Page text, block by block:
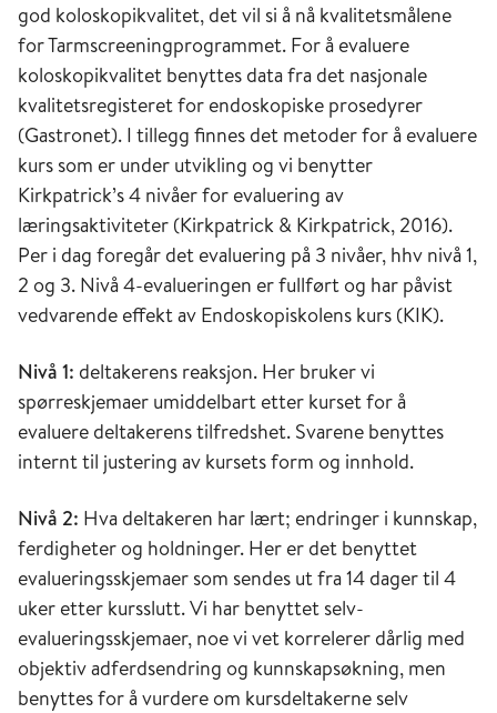
god koloskopikvalitet, det vil si å nå kvalitetsmålene
for Tarmscreeningprogrammet. For å evaluere
koloskopikvalitet benyttes data fra det nasjonale
kvalitetsregisteret for endoskopiske prosedyrer
(Gastronet). I tillegg finnes det metoder for å evaluere
kurs som er under utvikling og vi benytter
Kirkpatrick’s 4 nivåer for evaluering av
læringsaktiviteter (Kirkpatrick & Kirkpatrick, 2016).
Per i dag foregår det evaluering på 3 nivåer, hhv nivå 1,
2 og 3. Nivå 4-evalueringen er fullført og har påvist
vedvarende effekt av Endoskopiskolens kurs (KIK).
Nivå 1: deltakerens reaksjon. Her bruker vi
spørreskjemaer umiddelbart etter kurset for å
evaluere deltakerens tilfredshet. Svarene benyttes
internt til justering av kursets form og innhold.
Nivå 2: Hva deltakeren har lært; endringer i kunnskap,
ferdigheter og holdninger. Her er det benyttet
evalueringsskjemaer som sendes ut fra 14 dager til 4
uker etter kursslutt. Vi har benyttet selv-
evalueringsskjemaer, noe vi vet korrelerer dårlig med
objektiv adferdsendring og kunnskapsøkning, men
benyttes for å vurdere om kursdeltakerne selv